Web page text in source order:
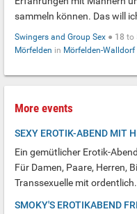
sammeln können. Das will
Swingers and Group Sex ● 18 to
Mörfelden in Mörfelden-Walldorf
More events
SEXY EROTIK-ABEND MIT
Ein gemütlicher Erotik-
Für Damen, Paare, Herren,
Transsexuelle mit
SMOKY'S EROTIKABEND